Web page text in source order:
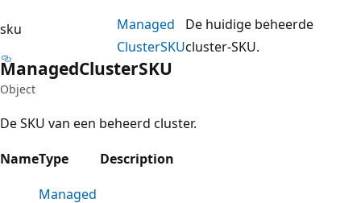
sku
Managed
ClusterSKU
De huidige beheerde
cluster-SKU.
ManagedClusterSKU
Object
De SKU van een beheerd cluster.
NameType Description
Managed